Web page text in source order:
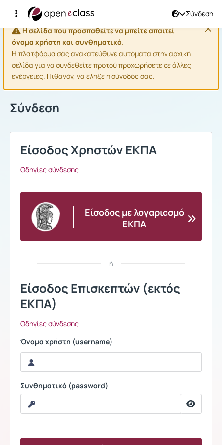
Σύνδεση
Η σελίδα που προσπαθείτε να μπείτε απαιτεί
όνομα χρήστη και συνθηματικό.
Η πλατφόρμα σάς ανακατεύθυνε αυτόματα στην αρχική
σελίδα για να συνδεθείτε προτού προχωρήσετε σε άλλες
ενέργειες. Πιθανόν, να έληξε η σύνοδός σας.
Σύνδεση
Είσοδος Χρηστών ΕΚΠΑ
Οδηγίες σύνδεσης
Είσοδος με λογαριασμό
ΕΚΠΑ
ή
Είσοδος Επισκεπτών (εκτός
ΕΚΠΑ)
Οδηγίες σύνδεσης
Όνομα χρήστη (username)
Συνθηματικό (password)